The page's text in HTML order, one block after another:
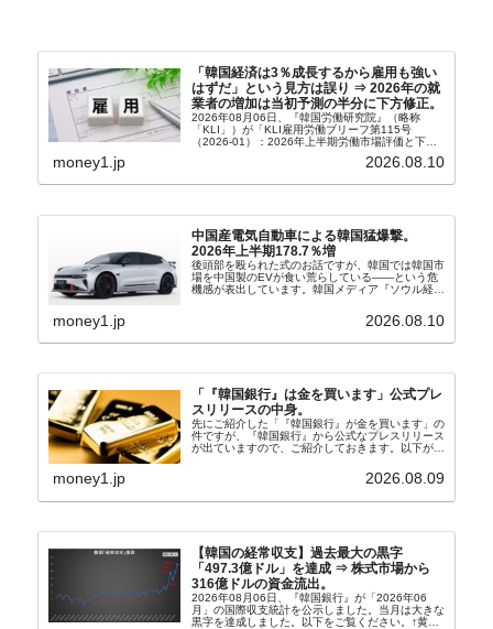
「韓国経済は3％成長するから雇用も強い
はずだ」という見方は誤り ⇒ 2026年の就
業者の増加は当初予測の半分に下方修正。
2026年08月06日、『韓国労働研究院』（略称
「KLI」）が「KLI雇用労働ブリーフ第115号
（2026-01）：2026年上半期労働市場評価と下半
度もご紹介していますが、政府が何よりも大...
money1.jp 2026.08.10
中国産電気自動車による韓国猛爆撃。
2026年上半期178.7％増
後頭部を殴られた式のお話ですが、韓国では韓国市
場を中国製のEVが食い荒らしている――という危
機感が表出しています。韓国メディア『ソウル経
ルは「中国EVの大攻勢…東風もプジョーと手を組
money1.jp 2026.08.10
「『韓国銀行』は金を買います」公式プレ
スリリースの中身。
先にご紹介した「『韓国銀行』が金を買います」の
件ですが、『韓国銀行』から公式なプレスリリース
が出ていますので、ご紹介しておきます。以下が全
れ協力体制を構築□『韓国銀行』は、国内生産金の
money1.jp 2026.08.09
【韓国の経常収支】過去最大の黒字
「497.3億ドル」を達成 ⇒ 株式市場から
316億ドルの資金流出。
2026年08月06日、『韓国銀行』が「2026年06
月」の国際収支統計を公示しました。当月は大きな
黒字を達成しました。以下をご覧ください。↑黄色